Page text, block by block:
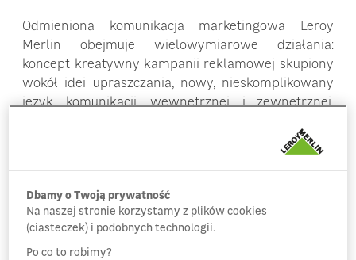
Odmieniona komunikacja marketingowa Leroy
Merlin obejmuje wielowymiarowe działania:
koncept kreatywny kampanii reklamowej skupiony
wokół idei upraszczania, nowy, nieskomplikowany
język komunikacji wewnętrznej i zewnętrznej,
z komunikacją wizualną. Spoiwem wszystkich
projektów realizowanych w ramach nowej
ogólny charakter podjętych inicjatyw.
„Po miesiącach przygotowań Leroy Merlin Polska
prezentuje efekt działań, które bazują na diagnozie
Dbamy o Twoją prywatność
Na naszej stronie korzystamy z plików cookies
(ciasteczek) i podobnych technologii.
Po co to robimy?